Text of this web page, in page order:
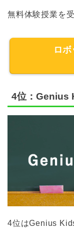
無料体験授業を
ロ
4位：Genius
4位はGenius